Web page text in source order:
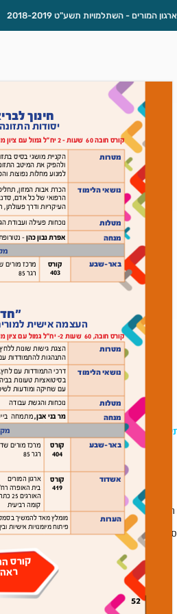
ארגון המורים - השתלמויות תשע"ט 2018-2019